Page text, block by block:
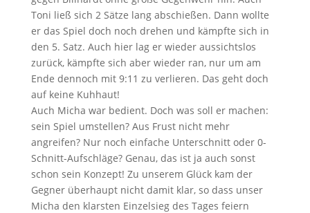
Toni ließ sich 2 Sätze lang abschießen. Dann wollte
er das Spiel doch noch drehen und kämpfte sich in
den 5. Satz. Auch hier lag er wieder aussichtslos
zurück, kämpfte sich aber wieder ran, nur um am
Ende dennoch mit 9:11 zu verlieren. Das geht doch
auf keine Kuhhaut!
Auch Micha war bedient. Doch was soll er machen:
sein Spiel umstellen? Aus Frust nicht mehr
angreifen? Nur noch einfache Unterschnitt oder 0-
Schnitt-Aufschläge? Genau, das ist ja auch sonst
schon sein Konzept! Zu unserem Glück kam der
Gegner überhaupt nicht damit klar, so dass unser
Micha den klarsten Einzelsieg des Tages feiern